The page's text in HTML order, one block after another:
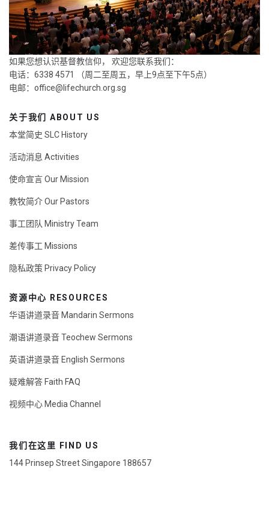
如果您想认识基督教信仰， 欢迎您联系我们：
电话：6338 4571 （周二至周五，早上9点至下午5点）
电邮： office@lifechurch.org.sg
关于我们 ABOUT US
本堂简史 SLC History
活动消息 Activities
使命宣言 Our Mission
教牧简介 Our Pastors
事工团队 Ministry Team
差传事工 Missions
隐私政策 Privacy Policy
资源中心 RESOURCES
华语讲道录音 Mandarin Sermons
潮语讲道录音 Teochew Sermons
英语讲道录音 English Sermons
疑难解答 Faith FAQ
视频中心 Media Channel
我们在这里 FIND US
144 Prinsep Street Singapore 188657